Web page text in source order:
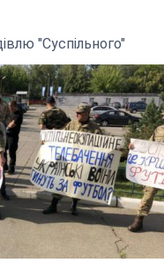
"Суспільного"